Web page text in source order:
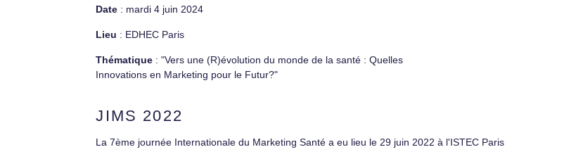
Date : mardi 4 juin 2024
Lieu : EDHEC Paris
Thématique : "Vers une (R)évolution du monde de la santé : Quelles
Innovations en Marketing pour le Futur?"
JIMS 2022
La 7ème journée Internationale du Marketing Santé a eu lieu le 29 juin 2022 à l'ISTEC Paris